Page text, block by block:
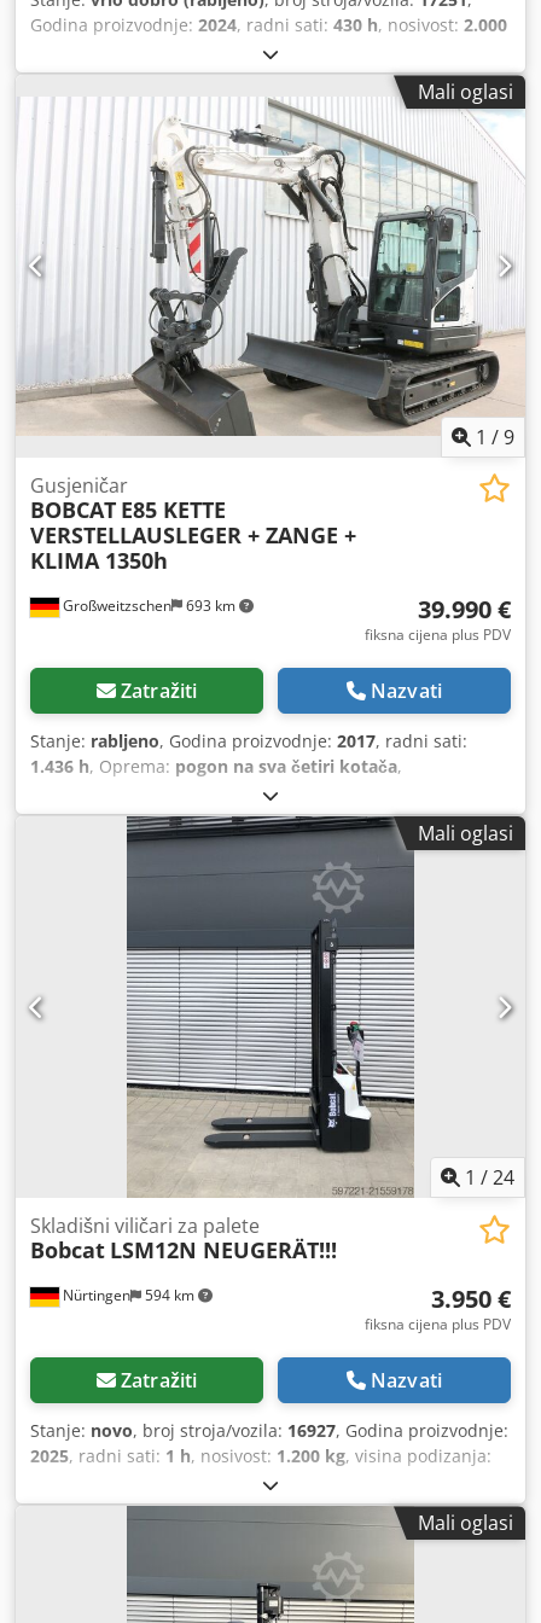
Godina proizvodnje: 2024, radni sati: 430 h, nosivost: 2.000
4.730 mm
mm, težište tereta:500 mm, vrsta goriva:dizel, vrsta
, građevinska visina: 2.190 mm, duljina
1.050 mm, veličina prednje gume:
veličina stražnje gume:6.50-10, ukupna masa:4.053 kg
5215420 Cjdjzr Db Hepfx Ah Eerf Serijski broj: FDA2A-5052-
Mali oglasi
1 /9
Großweitzschen 693 km
Gusjeničar
BOBCAT E85 KETTE
VERSTELLAUSLEGER + ZANGE +
KLIMA 1350h
39.990 €
fiksna cijena plus PDV
Zatražiti Nazvati
Stanje: rabljeno, Godina proizvodnje: 2017, radni sati:
1.436 h, Oprema: pogon na sva četiri kotača,
Mali oglasi
1 /24
Nürtingen 594 km
Skladišni viličari za palete
Bobcat LSM12N NEUGERÄT!!!
3.950 €
fiksna cijena plus PDV
Zatražiti Nazvati
Stanje: novo, broj stroja/vozila: 16927, Godina proizvodnje:
2025, radni sati: 1 h, nosivost: 1.200 kg, visina podizanja:
600 mm
vrsta jarbola:simpleks, građevinska visina:2.280 mm,
1.150 mm, ukupna
, 5108763 Cedpfoyv S Rmjx Ah Ejrf Serijski
broj: OBWNL-003130 Podaci o bateriji: 24 V, 60 Ah
Mali oglasi